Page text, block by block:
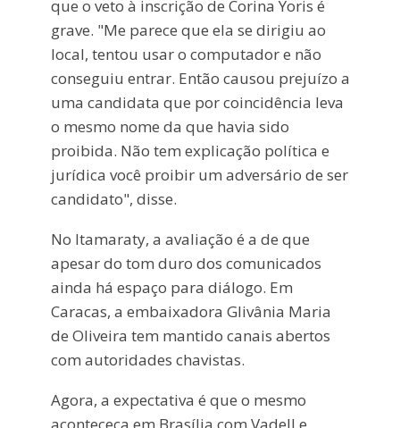
que o veto à inscrição de Corina Yoris é
grave. "Me parece que ela se dirigiu ao
local, tentou usar o computador e não
conseguiu entrar. Então causou prejuízo a
uma candidata que por coincidência leva
o mesmo nome da que havia sido
proibida. Não tem explicação política e
jurídica você proibir um adversário de ser
candidato", disse.
No Itamaraty, a avaliação é a de que
apesar do tom duro dos comunicados
ainda há espaço para diálogo. Em
Caracas, a embaixadora Glivânia Maria
de Oliveira tem mantido canais abertos
com autoridades chavistas.
Agora, a expectativa é que o mesmo
aconteceça em Brasília com Vadell e